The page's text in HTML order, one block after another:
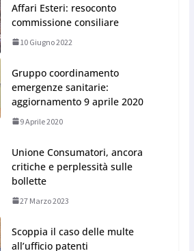
Affari Esteri: resoconto
commissione consiliare
10 Giugno 2022
Gruppo coordinamento
emergenze sanitarie:
aggiornamento 9 aprile 2020
9 Aprile 2020
Unione Consumatori, ancora
critiche e perplessità sulle
bollette
27 Marzo 2023
Scoppia il caso delle multe
all’ufficio patenti